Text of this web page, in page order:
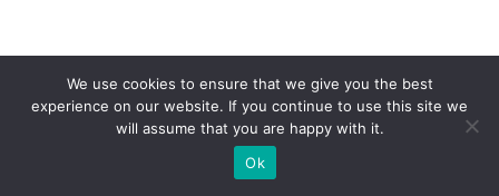
We use cookies to ensure that we give you the best
experience on our website. If you continue to use this site we
will assume that you are happy with it.
Ok